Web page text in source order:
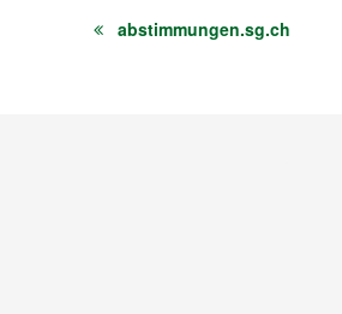
abstimmungen.sg.ch